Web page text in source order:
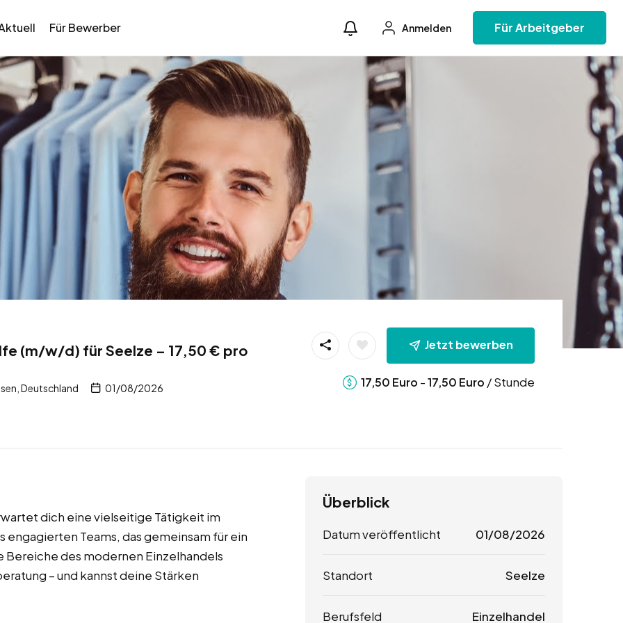
Für Bewerber Anmelden Für Arbeitgeber
(m/w/d) für Seelze – 17,50 € pro
Deutschland 01/08/2026
Jetzt bewerben
17,50 Euro -17,50 Euro / Stunde
dich eine vielseitige Tätigkeit im
Teams, das gemeinsam für ein
Bereiche des modernen Einzelhandels
– und kannst deine Stärken
Überblick
Datum veröffentlicht 01/08/2026
Standort Seelze
Berufsfeld Einzelhandel